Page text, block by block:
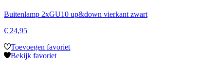
Buitenlamp 2xGU10 up&down vierkant zwart
€ 24,95
Toevoegen favoriet
Bekijk favoriet